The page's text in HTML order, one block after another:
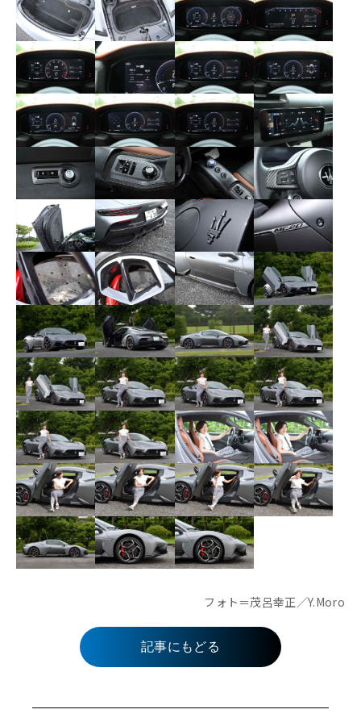
フォト＝茂呂幸正／Y.Moro
記事にもどる